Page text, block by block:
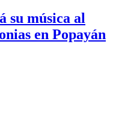
su música al
en Popayán